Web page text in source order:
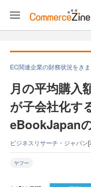
EC関連企業の財務状況をき
月の平均購入
が子会社化す
eBookJapan
ビジネスリサーチ・ジャパン[
ヤフー